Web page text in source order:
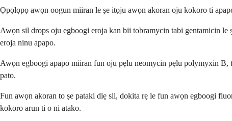
Ọpọlọpọ awọn oogun miiran le ṣe itọju awọn akoran oju kokoro ti
Awọn sil drops oju egboogi eroja kan bii tobramycin tabi gentamicin
eroja ninu apapo.
Awọn egboogi apapo miiran fun oju pẹlu neomycin pẹlu polymyxin
pato.
Fun awọn akoran to ṣe pataki diẹ sii, dokita rẹ le fun awọn egboogi
kokoro arun ti o ni atako.